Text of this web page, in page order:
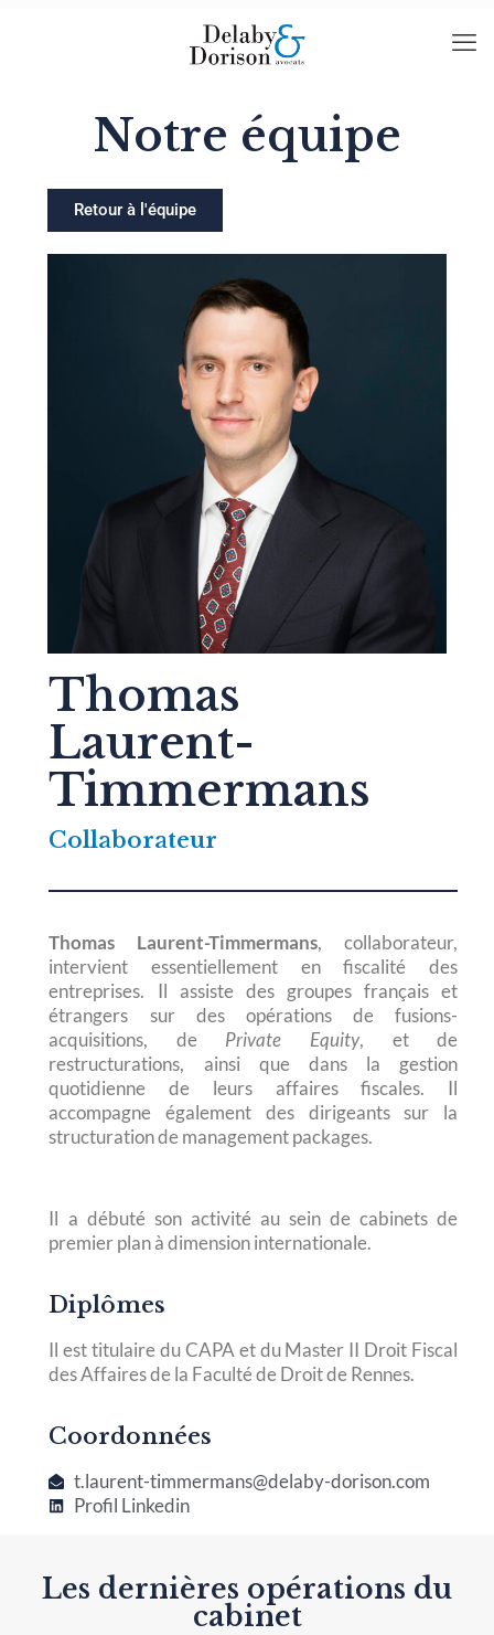
Notre équipe
Retour à l'équipe
Thomas
Laurent-
Timmermans
Collaborateur
Thomas Laurent-Timmermans, collaborateur,
intervient essentiellement en fiscalité des
entreprises. Il assiste des groupes français et
étrangers sur des opérations de fusions-
acquisitions, de Private Equity, et de
restructurations, ainsi que dans la gestion
quotidienne de leurs affaires fiscales. Il
accompagne également des dirigeants sur la
structuration de management packages.
Il a débuté son activité au sein de cabinets de
premier plan à dimension internationale.
Diplômes
Il est titulaire du CAPA et du Master II Droit Fiscal
des Affaires de la Faculté de Droit de Rennes.
Coordonnées
t.laurent-timmermans@delaby-dorison.com
Profil Linkedin
Les dernières opérations du
cabinet